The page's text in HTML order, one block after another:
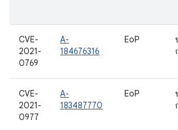
CVE-
2021-
0769
A-
184676316
EoP
CVE-
2021-
0977
A-
183487770
EoP